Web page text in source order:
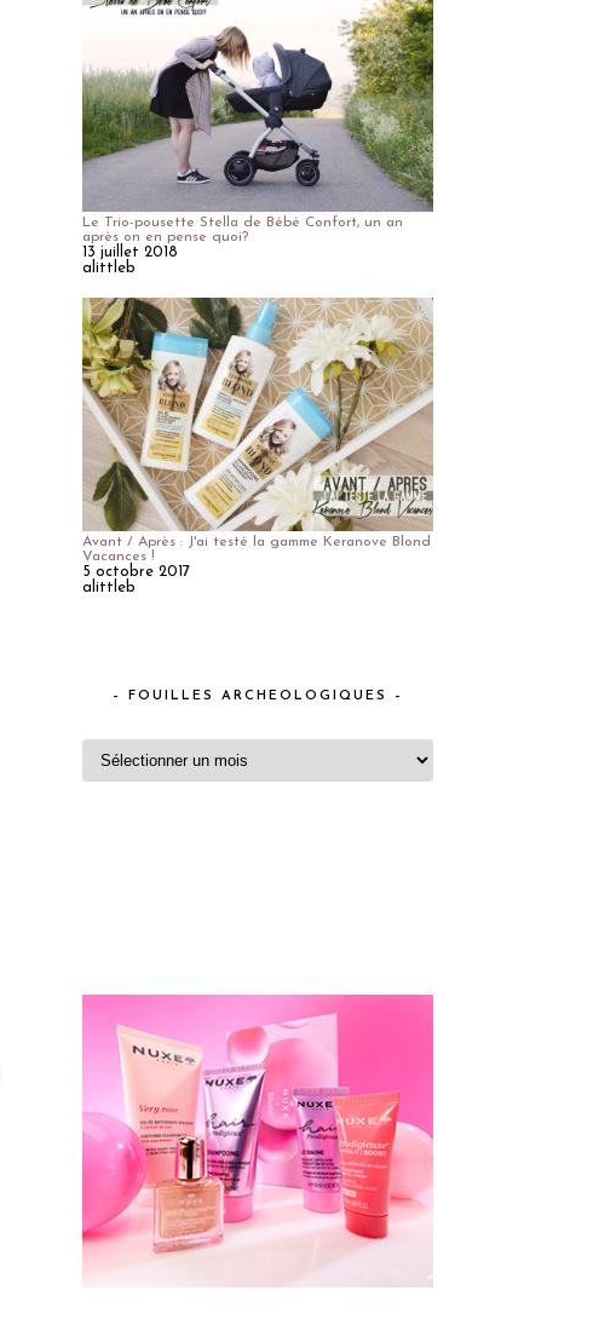
Le Trio-pousette Stella de Bébé Confort, un an
après on en pense quoi?
13 juillet 2018
alittleb
Avant / Après : J'ai testé la gamme Keranove Blond
Vacances !
5 octobre 2017
alittleb
– FOUILLES ARCHEOLOGIQUES –